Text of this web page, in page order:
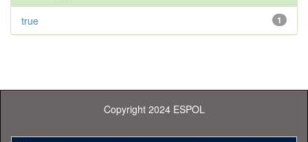
1
true
Copyright 2024 ESPOL